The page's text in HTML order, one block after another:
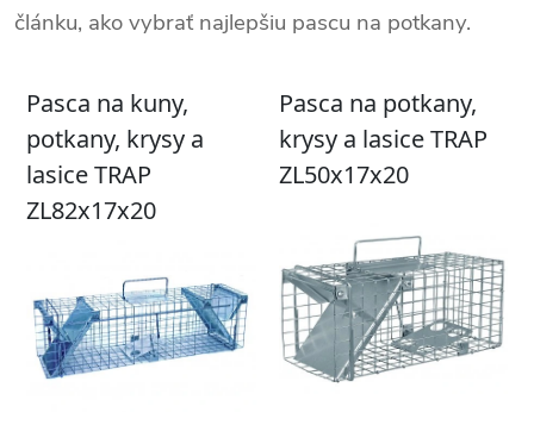
článku, ako vybrať najlepšiu pascu na potkany.